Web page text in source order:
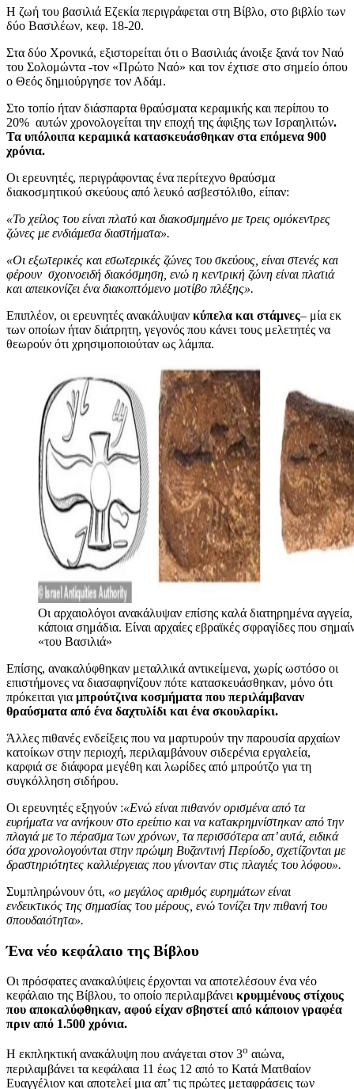
H ζωή του βασιλιά Εζεκία περιγράφεται στη Βίβλο, στο βιβλίο των
δύο Βασιλέων, κεφ. 18-20.
Στα δύο Χρονικά, εξιστορείται ότι ο Βασιλιάς άνοιξε ξανά τον Ναό
του Σολομώντα -τον «Πρώτο Ναό» και τον έχτισε στο σημείο όπου
ο Θεός δημιούργησε τον Αδάμ.
Στο τοπίο ήταν διάσπαρτα θραύσματα κεραμικής και περίπου το
20% αυτών χρονολογείται την εποχή της άφιξης των Ισραηλιτών.
Τα υπόλοιπα κεραμικά κατασκευάσθηκαν στα επόμενα 900
χρόνια.
Οι ερευνητές, περιγράφοντας ένα περίτεχνο θραύσμα
διακοσμητικού σκεύους από λευκό ασβεστόλιθο, είπαν:
«Το χείλος του είναι πλατύ και διακοσμημένο με τρεις ομόκεντρες
ζώνες με ενδιάμεσα διαστήματα».
«Οι εξωτερικές και εσωτερικές ζώνες του σκεύους, είναι στενές και
φέρουν σχοινοειδή διακόσμηση, ενώ η κεντρική ζώνη είναι πλατιά
και απεικονίζει ένα διακοπτόμενο μοτίβο πλέξης».
Επιπλέον, οι ερευνητές ανακάλυψαν κύπελα και στάμνες– μία εκ
των οποίων ήταν διάτρητη, γεγονός που κάνει τους μελετητές να
θεωρούν ότι χρησιμοποιούταν ως λάμπα.
Οι αρχαιολόγοι ανακάλυψαν επίσης καλά διατηρημένα
κάποια σημάδια. Είναι αρχαίες εβραϊκές σφραγίδες που
«του Βασιλιά»
Επίσης, ανακαλύφθηκαν μεταλλικά αντικείμενα, χωρίς ωστόσο οι
επιστήμονες να διασαφηνίζουν πότε κατασκευάσθηκαν, μόνο ότι
πρόκειται για μπρούτζινα κοσμήματα που περιλάμβαναν
θραύσματα από ένα δαχτυλίδι και ένα σκουλαρίκι.
Άλλες πιθανές ενδείξεις που να μαρτυρούν την παρουσία αρχαίων
κατοίκων στην περιοχή, περιλαμβάνουν σιδερένια εργαλεία,
καρφιά σε διάφορα μεγέθη και λωρίδες από μπρούτζο για τη
συγκόλληση σιδήρου.
Οι ερευνητές εξηγούν :«Ενώ είναι πιθανόν ορισμένα από τα
ευρήματα να ανήκουν στο ερείπιο και να κατακρημνίστηκαν από την
πλαγιά με το πέρασμα των χρόνων, τα περισσότερα απ’ αυτά, ειδικά
όσα χρονολογούνται στην πρώιμη Βυζαντινή Περίοδο, σχετίζονται με
δραστηριότητες καλλιέργειας που γίνονταν στις πλαγιές του λόφου».
Συμπληρώνουν ότι, «ο μεγάλος αριθμός ευρημάτων είναι
ενδεικτικός της σημασίας του μέρους, ενώ τονίζει την πιθανή του
σπουδαιότητα».
Ένα νέο κεφάλαιο της Βίβλου
Οι πρόσφατες ανακαλύψεις έρχονται να αποτελέσουν ένα νέο
κεφάλαιο της Βίβλου, το οποίο περιλαμβάνει κρυμμένους στίχους
που αποκαλύφθηκαν, αφού είχαν σβηστεί από κάποιον γραφέα
πριν από 1.500 χρόνια.
Η εκπληκτική ανακάλυψη που ανάγεται στον 3ο αιώνα,
περιλαμβάνει τα κεφάλαια 11 έως 12 από το Κατά Ματθαίον
Ευαγγέλιον και αποτελεί μια απ’ τις πρώτες μεταφράσεις των